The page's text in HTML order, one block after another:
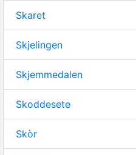
Skaret
Skjelingen
Skjemmedalen
Skoddesete
Skòr